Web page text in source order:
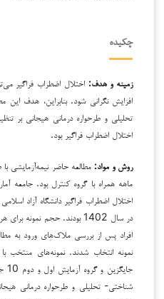
چکیده
زمینه و هدف: اختلال اضطراب فراگیر
افزایش نگرانی شود. بنابراین، هدف
تحلیلی و طرحواره درمانی هیجانی بر
اختلال اضطراب فراگیر بود.
روش و مواد: مطالعه حاضر نیمه‌آزمایشی
ماهه همراه با گروه کنترل بود. جامعه
اختلال اضطراب فراگیر دانشگاه آزاد
افراد پس از بررسی ملاک‌های ورود به
شناختی- تحلیلی و طرحواره درمانی